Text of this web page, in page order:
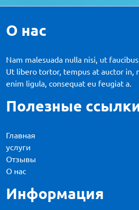
О нас
Nam malesuada nulla nisi, ut
Ut libero tortor, tempus at auctor in,
enim ligula, consequat eu feugiat a.
Полезные
Главная
услуги
Отзывы
О нас
Информация